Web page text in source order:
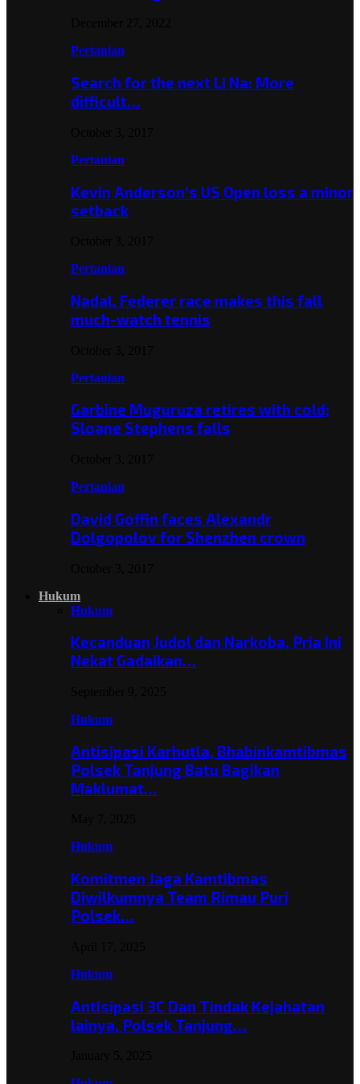
Pertanian
Search for the next Li Na: More
difficult…
Pertanian
Kevin Anderson’s US Open loss a minor
setback
Pertanian
Nadal, Federer race makes this fall
much-watch tennis
Pertanian
Garbine Muguruza retires with cold;
Sloane Stephens falls
Pertanian
David Goffin faces Alexandr
Dolgopolov for Shenzhen crown
Hukum
Hukum
Kecanduan Judol dan Narkoba, Pria Ini
Nekat Gadaikan…
Hukum
Antisipasi Karhutla, Bhabinkamtibmas
Polsek Tanjung Batu Bagikan
Maklumat…
Hukum
Komitmen Jaga Kamtibmas
Diwilkumnya Team Rimau Puri
Polsek…
Hukum
Antisipasi 3C Dan Tindak Kejahatan
lainya, Polsek Tanjung…